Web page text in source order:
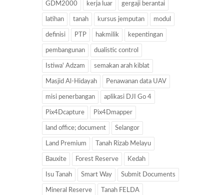
GDM2000 kerja luar gergaji berantai
latihan tanah kursus jemputan modul
definisi PTP hakmilik kepentingan
pembangunan dualistic control
Istiwa' Adzam semakan arah kiblat
Masjid Al-Hidayah Penawanan data UAV
misi penerbangan aplikasi DJI Go 4
Pix4Dcapture Pix4Dmapper
land office; document Selangor
Land Premium Tanah Rizab Melayu
Bauxite Forest Reserve Kedah
Isu Tanah Smart Way Submit Documents
Mineral Reserve Tanah FELDA